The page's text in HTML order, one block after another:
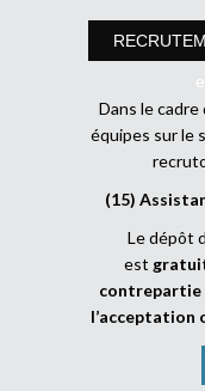
Dans le
équipes sur le
(15)
Le dépôt
est
contrepartie
l’acceptation